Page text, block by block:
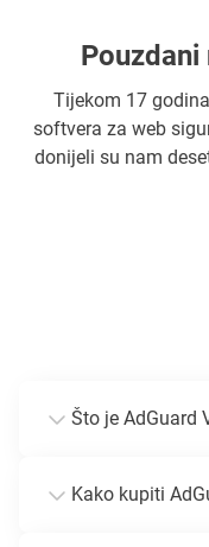
Tijekom 17
softvera za web
donijeli su nam
Što je AdGuard
Kako kupiti